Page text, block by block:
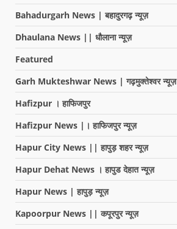
Bahadurgarh News | बहादुरगढ़ न्यूज़
Dhaulana News || धौलाना न्यूज़
Featured
Garh Mukteshwar News | गढ़मुक्तेश्वर न्यूज़
Hafizpur । हाफिजपुर
Hafizpur News |। हाफिजपुर न्यूज़
Hapur City News || हापुड़ शहर न्यूज़
Hapur Dehat News । हापुड देहात न्यूज़
Hapur News | हापुड़ न्यूज़
Kapoorpur News || कपूरपुर न्यूज़